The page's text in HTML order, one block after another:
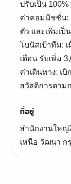
ปรับเป็น
ค่าคอมมิชชั่น:
ตัว และเพิ่มเป็
โบนัสเป้าทีม:
เดือน รับเพิ่ม
ค่าเดินทาง: เ
สวัสดิการตาม
ที่อยู่
สำนักงานใหญ่
เหนือ วัฒนา ก